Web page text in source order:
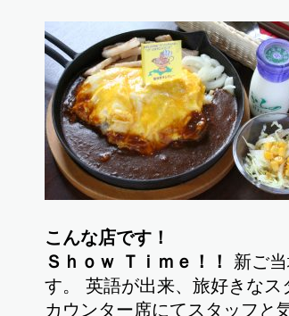
こんな店です！
Ｓｈｏｗ Ｔｉｍｅ！！
新ご
す。 英語が出来、旅好きな
カウンター席にてスタッフと